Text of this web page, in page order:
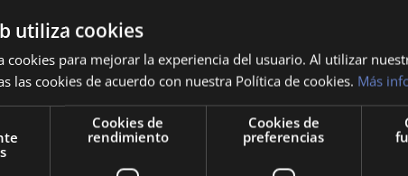
y
utiliza cookies
cookies para mejorar la experiencia del usuario. Al utilizar
las cookies de acuerdo con nuestra Política de cookies. Más
Cookies de
rendimiento
Cookies de
preferencias